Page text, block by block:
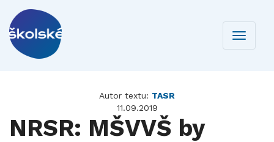
Toggle
Autor textu: TASR
11.09.2019
NRSR: MŠVVŠ by